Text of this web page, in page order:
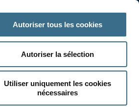
Autoriser tous les cookies
Autoriser la sélection
Utiliser uniquement les cookies
nécessaires